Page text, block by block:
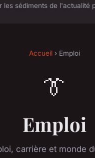
les sédiments de l'actualité
Accueil › Emploi
👔
Emploi
carrière et monde